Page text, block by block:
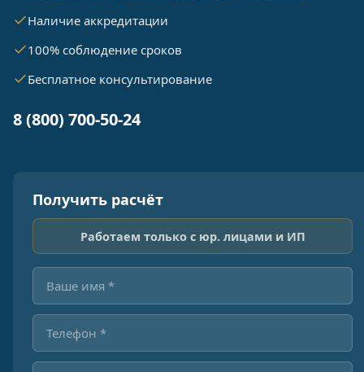
Наличие аккредитации
100% соблюдение сроков
Бесплатное консультирование
8 (800) 700-50-24
Получить расчёт
Работаем только с юр. лицами и ИП